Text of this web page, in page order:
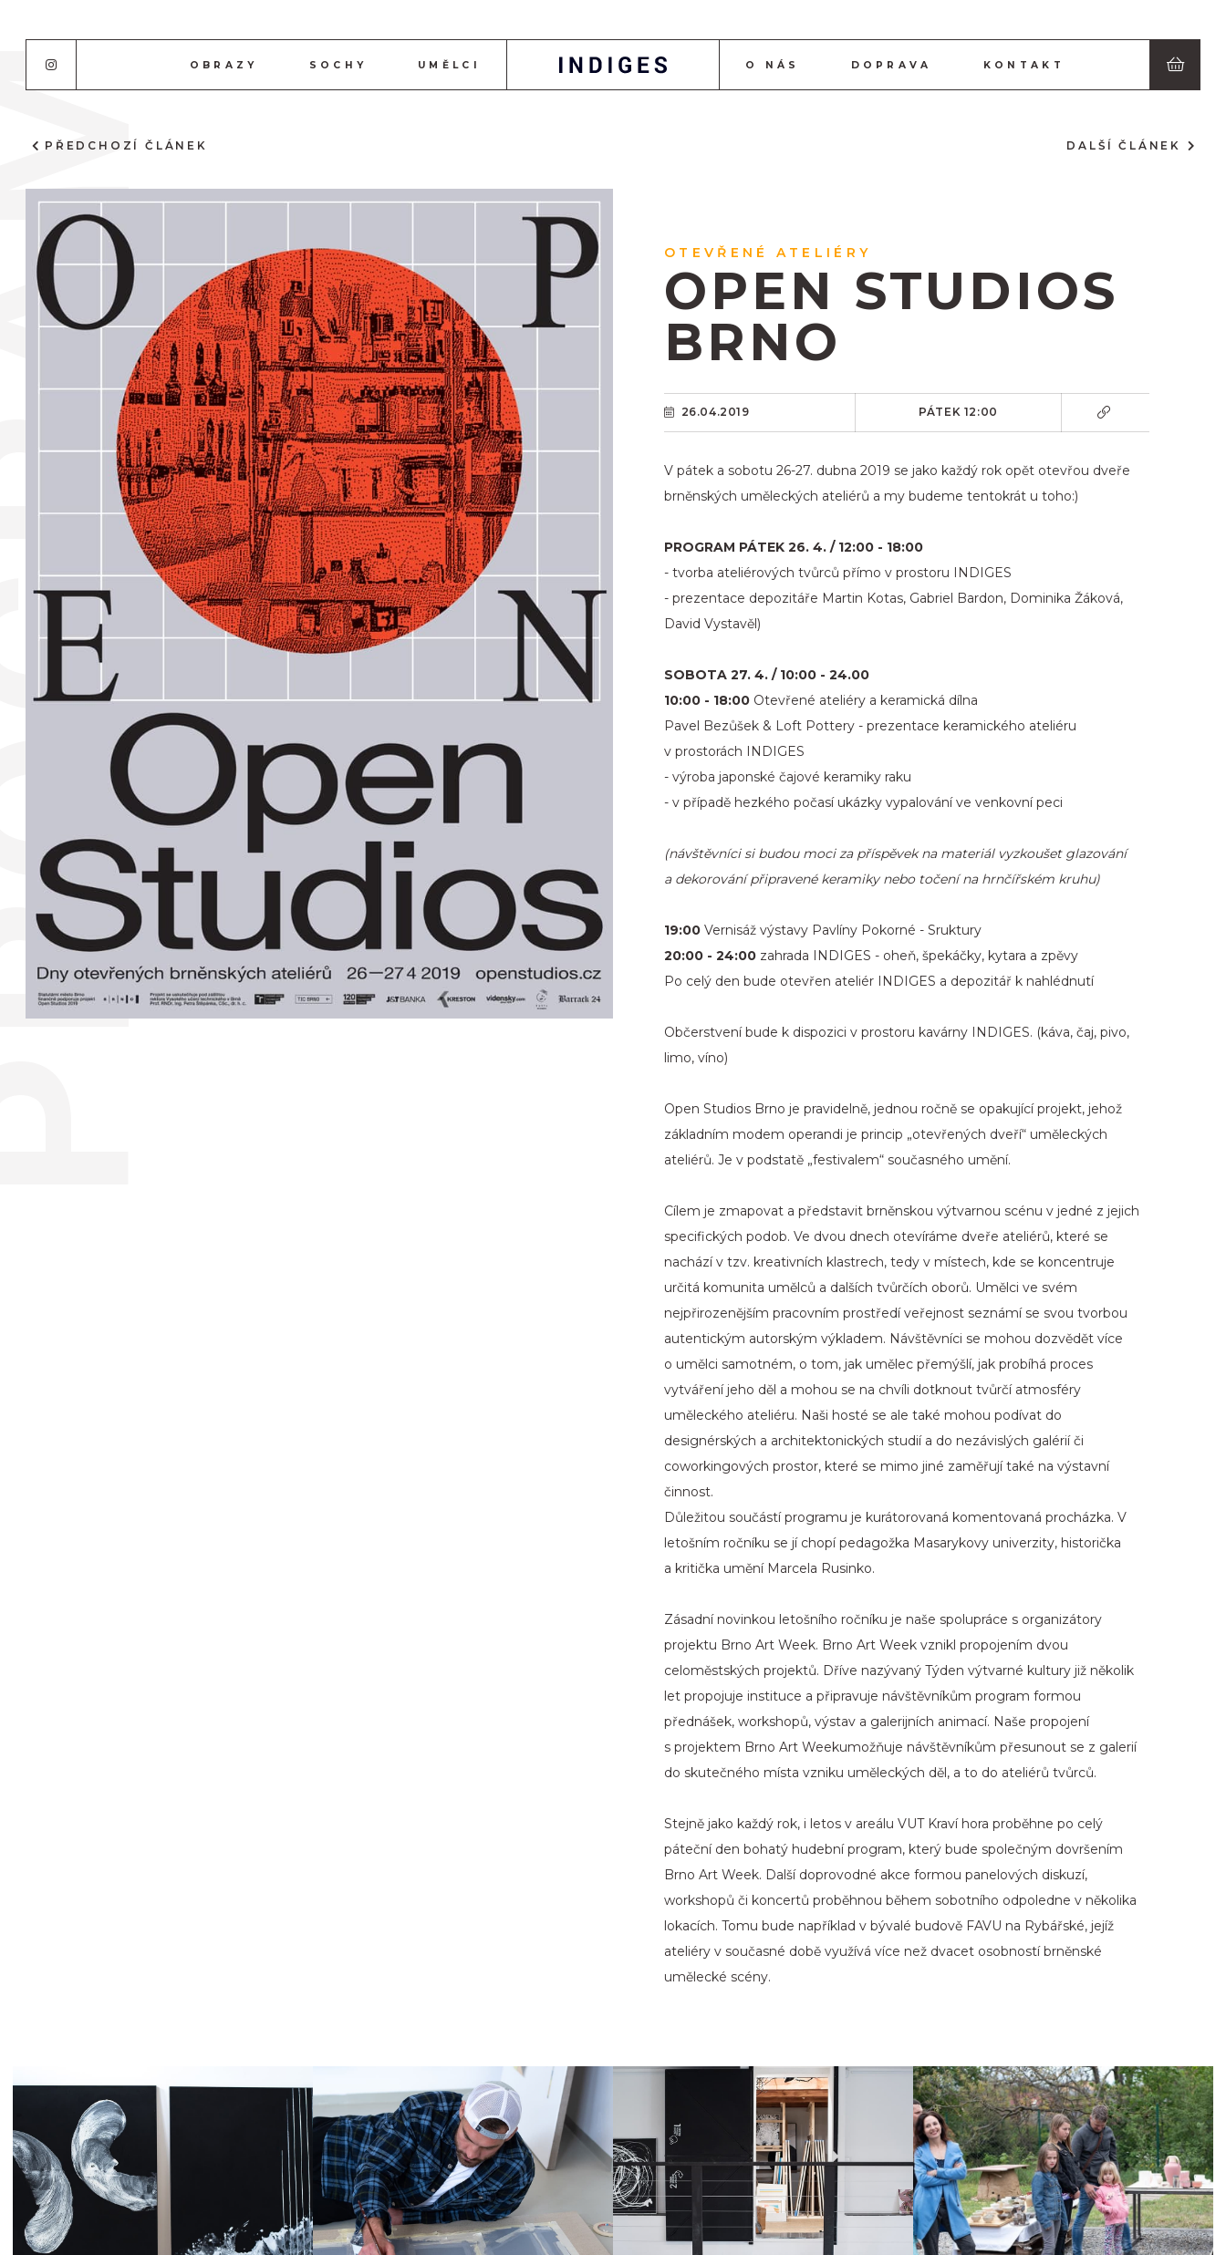
OBRAZY SOCHY UMĚLCI O NÁS DOPRAVA KONTAKT
PŘEDCHOZÍ ČLÁNEK DALŠÍ ČLÁNEK
OTEVŘENÉ ATELIÉRY
OPEN STUDIOS
BRNO
26.04.2019 PÁTEK 12:00
V pátek a sobotu 26-27. dubna 2019 se jako každý rok opět otevřou dveře
brněnských uměleckých ateliérů a my budeme tentokrát u toho:)
PROGRAM PÁTEK 26. 4. / 12:00 - 18:00
- tvorba ateliérových tvůrců přímo v prostoru INDIGES
- prezentace depozitáře Martin Kotas, Gabriel Bardon, Dominika Žáková,
David Vystavěl)
SOBOTA 27. 4. / 10:00 - 24.00
10:00 - 18:00 Otevřené ateliéry a keramická dílna
Pavel Bezůšek & Loft Pottery - prezentace keramického ateliéru
v prostorách INDIGES
- výroba japonské čajové keramiky raku
- v případě hezkého počasí ukázky vypalování ve venkovní peci
(návštěvníci si budou moci za příspěvek na materiál vyzkoušet glazování
a dekorování připravené keramiky nebo točení na hrnčířském kruhu)
19:00 Vernisáž výstavy Pavlíny Pokorné - Sruktury
20:00 - 24:00 zahrada INDIGES - oheň, špekáčky, kytara a zpěvy
Po celý den bude otevřen ateliér INDIGES a depozitář k nahlédnutí
Občerstvení bude k dispozici v prostoru kavárny INDIGES. (káva, čaj, pivo,
limo, víno)
Open Studios Brno je pravidelně, jednou ročně se opakující projekt, jehož
základním modem operandi je princip „otevřených dveří“ uměleckých
ateliérů. Je v podstatě „festivalem“ současného umění.
Cílem je zmapovat a představit brněnskou výtvarnou scénu v jedné z jejich
specifických podob. Ve dvou dnech otevíráme dveře ateliérů, které se
nachází v tzv. kreativních klastrech, tedy v místech, kde se koncentruje
určitá komunita umělců a dalších tvůrčích oborů. Umělci ve svém
nejpřirozenějším pracovním prostředí veřejnost seznámí se svou tvorbou
autentickým autorským výkladem. Návštěvníci se mohou dozvědět více
o umělci samotném, o tom, jak umělec přemýšlí, jak probíhá proces
vytváření jeho děl a mohou se na chvíli dotknout tvůrčí atmosféry
uměleckého ateliéru. Naši hosté se ale také mohou podívat do
designérských a architektonických studií a do nezávislých galérií či
coworkingových prostor, které se mimo jiné zaměřují také na výstavní
činnost.
Důležitou součástí programu je kurátorovaná komentovaná procházka. V
letošním ročníku se jí chopí pedagožka Masarykovy univerzity, historička
a kritička umění Marcela Rusinko.
Zásadní novinkou letošního ročníku je naše spolupráce s organizátory
projektu Brno Art Week. Brno Art Week vznikl propojením dvou
celoměstských projektů. Dříve nazývaný Týden výtvarné kultury již několik
let propojuje instituce a připravuje návštěvníkům program formou
přednášek, workshopů, výstav a galerijních animací. Naše propojení
s projektem Brno Art Weekumožňuje návštěvníkům přesunout se z galerií
do skutečného místa vzniku uměleckých děl, a to do ateliérů tvůrců.
Stejně jako každý rok, i letos v areálu VUT Kraví hora proběhne po celý
páteční den bohatý hudební program, který bude společným dovršením
Brno Art Week. Další doprovodné akce formou panelových diskuzí,
workshopů či koncertů proběhnou během sobotního odpoledne v několika
lokacích. Tomu bude například v bývalé budově FAVU na Rybářské, jejíž
ateliéry v současné době využívá více než dvacet osobností brněnské
umělecké scény.